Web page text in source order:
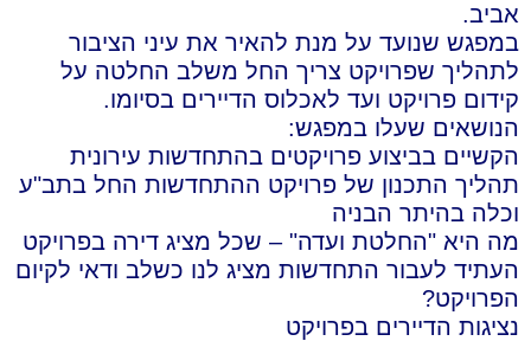
אביב.
במפגש שנועד על מנת להאיר את עיני הציבור
לתהליך שפרויקט צריך החל משלב החלטה על
קידום פרויקט ועד לאכלוס הדיירים בסיומו.
הנושאים שעלו במפגש:
הקשיים בביצוע פרויקטים בהתחדשות עירונית
תהליך התכנון של פרויקט ההתחדשות החל בתב"ע
וכלה בהיתר הבניה
מה היא "החלטת ועדה" – שכל מציג דירה בפרויקט
העתיד לעבור התחדשות מציג לנו כשלב ודאי לקיום
הפרויקט?
נציגות הדיירים בפרויקט